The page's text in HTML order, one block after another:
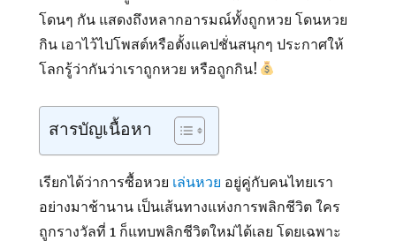
โดนๆ กัน แสดงถึงหลากอารมณ์ทั้งถูกหวย โดนหวย
กิน เอาไว้ไปโพสต์หรือตั้งแคปชั่นสนุกๆ ประกาศให้
โลกรู้ว่ากันว่าเราถูกหวย หรือถูกกิน!
สารบัญเนื้อหา
เรียกได้ว่าการซื้อหวย เล่นหวย อยู่คู่กับคนไทยเรา
อย่างมาช้านาน เป็นเส้นทางแห่งการพลิกชีวิต ใคร
ถูกรางวัลที่ 1 ก็แทบพลิกชีวิตใหม่ได้เลย โดยเฉพาะ